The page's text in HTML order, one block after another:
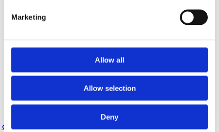
Marketing
Allow all
Allow selection
Deny
Faunakram Premium
collagen dog bone lam or